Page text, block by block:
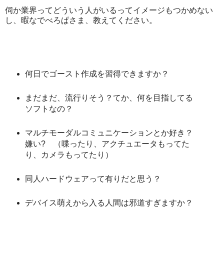
伺か業界ってどういう人がいるってイメージもつかめない
し、暇なでべろぱさま、教えてください。
何日でゴースト作成を習得できますか？
まだまだ、流行りそう？てか、何を目指してる
ソフトなの？
マルチモーダルコミュニケーションとか好き？
嫌い? （喋ったり、アクチュエータもってた
り、カメラもってたり）
同人ハードウェアって有りだと思う？
デバイス萌えから入る人間は邪道すぎますか？